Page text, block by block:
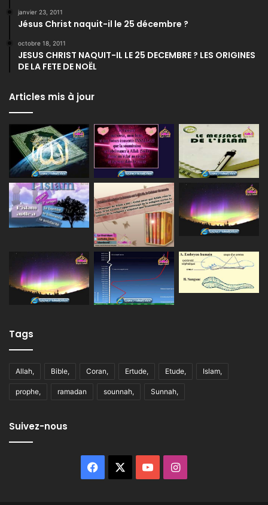
janvier 23, 2011
Jésus Christ naquit-il le 25 décembre ?
octobre 18, 2011
JESUS CHRIST NAQUIT-IL LE 25 DECEMBRE ? LES ORIGINES
DE LA FETE DE NOËL
Articles mis à jour
Tags
Allah, Bible, Coran, Ertude, Etude, Islam,
prophe, ramadan sounnah, Sunnah,
Suivez-nous
Facebook YouTubeInstagram